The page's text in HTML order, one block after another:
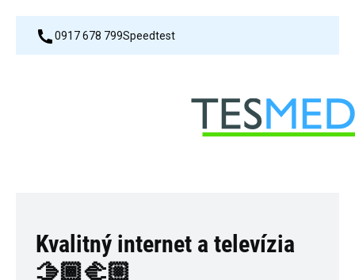
0917 678 799Speedtest
Kvalitný internet a televízia
🫱🏾‍🫲🏼